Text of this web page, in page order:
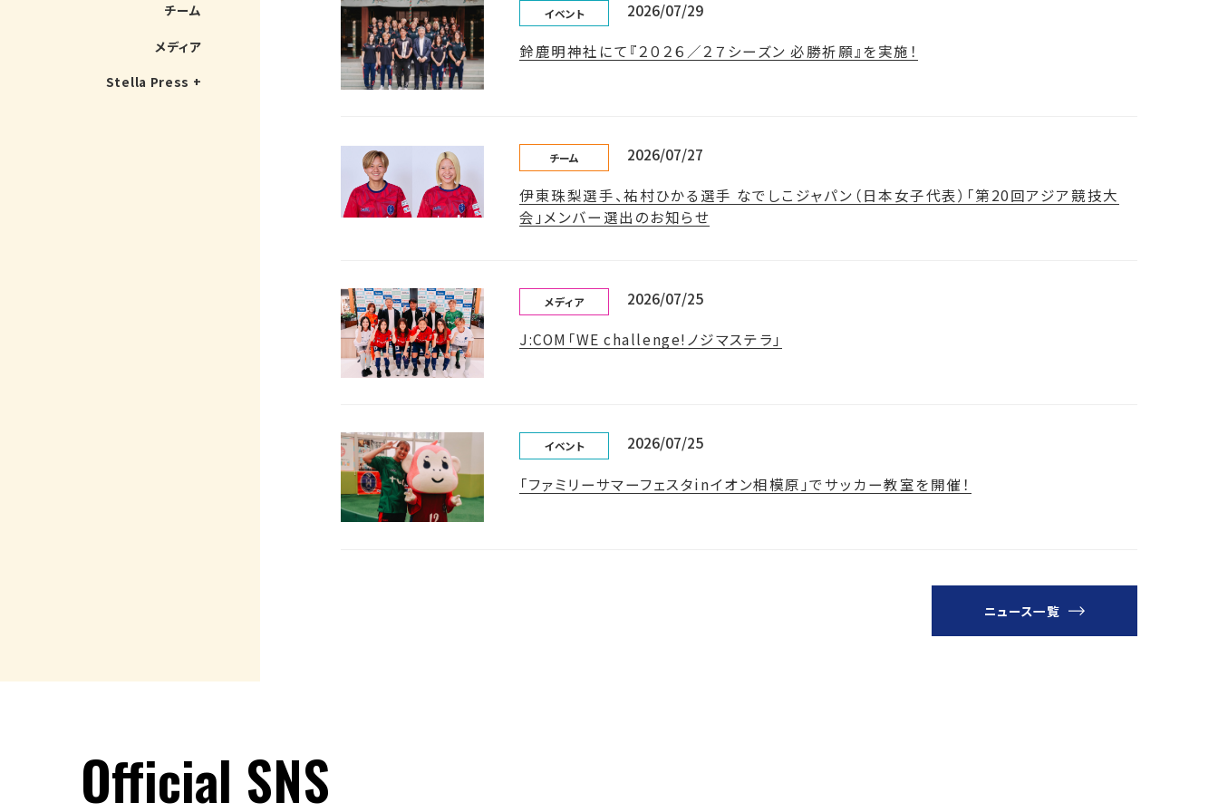
チーム
メディア
Stella Press +
イベント 2026/07/29
鈴鹿明神社にて『２０２６／２７シーズン 必勝祈願』を実施！
チーム 2026/07/27
伊東珠梨選手、祐村ひかる選手 なでしこジャパン（日本女子代表）「第20回アジア競技大
会」メンバー選出のお知らせ
メディア 2026/07/25
J:COM「WE challenge!ノジマステラ」
イベント 2026/07/25
「ファミリーサマーフェスタinイオン相模原」でサッカー教室を開催！
ニュース一覧
Official SNS